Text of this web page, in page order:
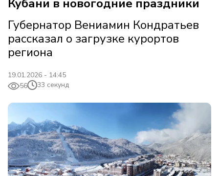
Кубани в новогодние праздники
Губернатор Вениамин Кондратьев
рассказал о загрузке курортов
региона
19.01.2026 - 14:45
56
33 секунд